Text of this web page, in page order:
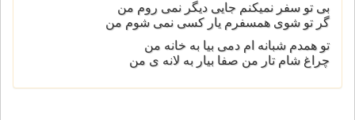
بی تو سفر نمیکنم جایی دیگر نمی روم من
گر تو شوی همسفرم یار کسی نمی شوم من
تو همدم شبانه ام دمی بیا به خانه من
چراغ شام تار من صفا بیار به لانه ی من